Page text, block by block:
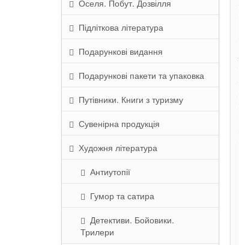
Оселя. Побут. Дозвілля
Підліткова література
Подарункові видання
Подарункові пакети та упаковка
Путівники. Книги з туризму
Сувенірна продукція
Художня література
Антиутопії
Гумор та сатира
Детективи. Бойовики.
Трилери